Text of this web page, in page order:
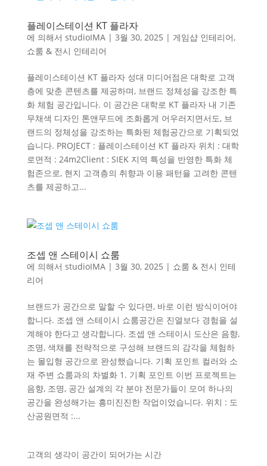
플레이스테이션 KT 플라자
에 의해서 studioIMA| 3월 30, 2025 | 게임샵 인테리어,
쇼룸 & 전시 인테리어
플레이스테이션 KT 플라자 성대 미디어점은 대학로 고객
층에 맞춘 콘텐츠를 제공하며, 브랜드 정체성을 강조한 특
화 체험 공간입니다. 이 공간은 대학로 KT 플라자 내 기존
무채색 디자인 톤앤무드에 조화롭게 어우러지면서도, 브
랜드의 정체성을 강조하는 특화된 체험공간으로 기획되었
습니다. PROJECT : 플레이스테이션 KT 플라자 위치 : 대학
로면적 : 24m2Client : SIEK 지역 특성을 반영한 특화 체
험존으로, 현지 고객층의 취향과 이용 패턴을 고려한 콘텐
츠를 제공하고...
조셉 앤 스테이시 쇼룸
에 의해서 studioIMA| 3월 30, 2025 | 쇼룸 & 전시 인테
리어
브랜드가 공간으로 말할 수 있다면, 바로 이런 방식이어야
합니다. 조셉 앤 스테이시 쇼룸공간은 진열보다 경험을 설
계해야 한다고 생각합니다. 조셉 앤 스테이시 도산은 음향,
조명, 색채를 전략적으로 구성해 브랜드의 감각을 체험하
는 몰입형 공간으로 완성했습니다. 기획 포인트 컬러와 소
재 주변 쇼룸과의 차별화 1. 기획 포인트 이번 프로젝트는
음향, 조명, 공간 설계의 각 분야 전문가들이 모여 하나의
공간을 완성해가는 흥미진진한 작업이었습니다. 위치 : 도
산공원면적 :...
고객의 생각이 공간이 되어가는 시간